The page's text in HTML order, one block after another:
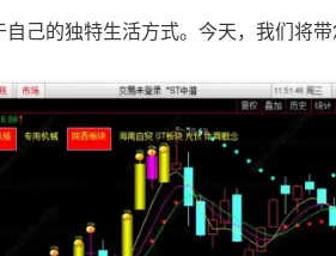
己的独特生活方式。今天，我们将